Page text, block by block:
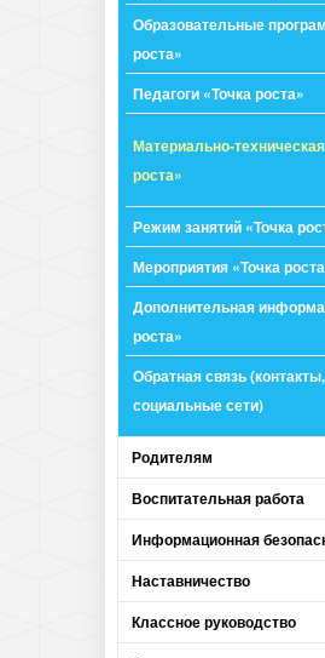
Образовательные
роста»
Педагоги «Точка роста»
Материально-
роста»
Режим занятий «Точка
Мероприятия «Точка
Дополнительная
роста»
Обратная связь (контакты,
социальные сети)
Родителям
Воспитательная работа
Информационная
Наставничество
Классное руководство